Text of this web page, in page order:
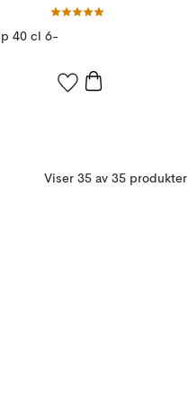
40 cl 6-
Viser 35 av 35 produkter